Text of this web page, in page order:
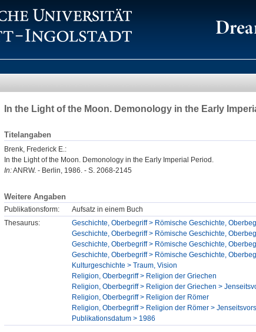
In the Light of the Moon. Demonology in the Early
Titelangaben
Brenk, Frederick E.:
In the Light of the Moon. Demonology in the Early Imperial Period.
In:ANRW. - Berlin, 1986. - S. 2068-2145
Weitere Angaben
Publikationsform:
Aufsatz in einem Buch
Thesaurus:
Geschichte, Oberbegriff > Römische Geschichte,
Geschichte, Oberbegriff > Römische Geschichte,
Geschichte, Oberbegriff > Römische Geschichte,
Geschichte, Oberbegriff > Römische Geschichte,
Kulturgeschichte > Traum, Vision
Religion, Oberbegriff > Religion der Griechen
Religion, Oberbegriff > Religion der Griechen >
Religion, Oberbegriff > Religion der Römer
Religion, Oberbegriff > Religion der Römer >
Publikationsdatum > 1986